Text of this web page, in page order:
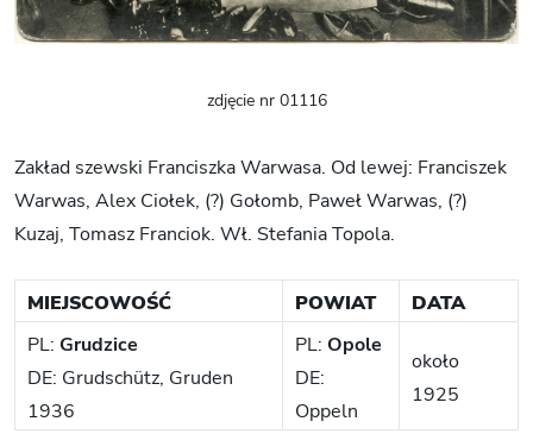
zdjęcie nr 01116
Zakład szewski Franciszka Warwasa. Od lewej: Franciszek
Warwas, Alex Ciołek, (?) Gołomb, Paweł Warwas, (?)
Kuzaj, Tomasz Franciok. Wł. Stefania Topola.
MIEJSCOWOŚĆ POWIAT
DATA
PL: Grudzice
DE: Grudschütz, Gruden
1936
PL: Opole
DE:
Oppeln
około
1925